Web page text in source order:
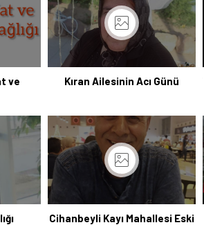
ve
Kıran Ailesinin Acı Günü
Cihanbeyli Kayı Mahallesi Eski